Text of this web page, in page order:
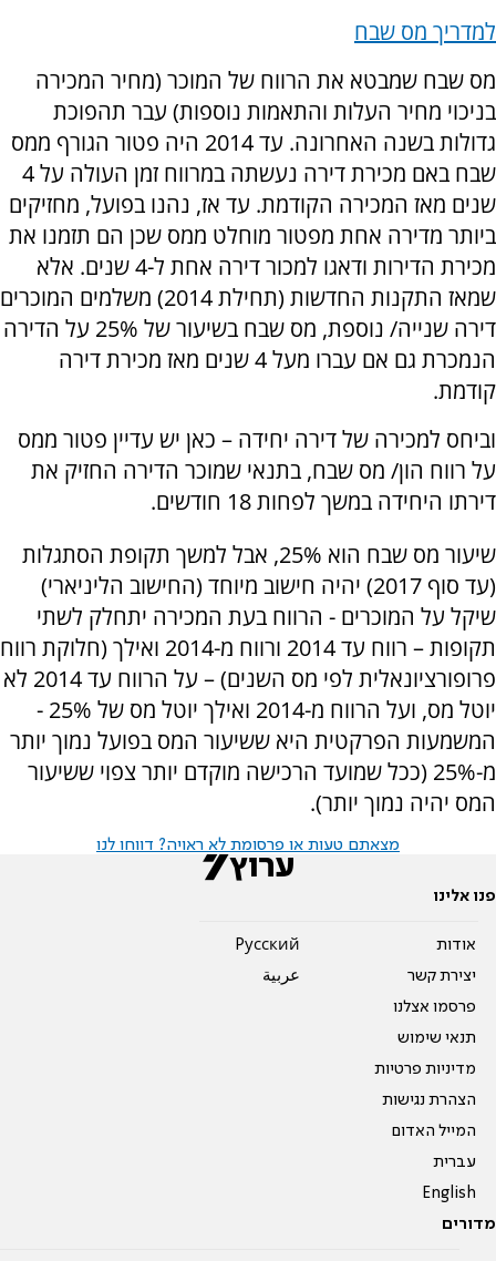
למדריך מס שבח
מס שבח שמבטא את הרווח של המוכר (מחיר המכירה
בניכוי מחיר העלות והתאמות נוספות) עבר תהפוכת
גדולות בשנה האחרונה. עד 2014 היה פטור הגורף ממס
שבח באם מכירת דירה נעשתה במרווח זמן העולה על 4
שנים מאז המכירה הקודמת. עד אז, נהנו בפועל, מחזיקים
ביותר מדירה אחת מפטור מוחלט ממס שכן הם תזמנו את
מכירת הדירות ודאגו למכור דירה אחת ל-4 שנים. אלא
שמאז התקנות החדשות (תחילת 2014) משלמים המוכרים
דירה שנייה/ נוספת, מס שבח בשיעור של 25% על הדירה
הנמכרת גם אם עברו מעל 4 שנים מאז מכירת דירה
קודמת.
וביחס למכירה של דירה יחידה – כאן יש עדיין פטור ממס
על רווח הון/ מס שבח, בתנאי שמוכר הדירה החזיק את
דירתו היחידה במשך לפחות 18 חודשים.
שיעור מס שבח הוא 25%, אבל למשך תקופת הסתגלות
(עד סוף 2017) יהיה חישוב מיוחד (החישוב הליניארי)
שיקל על המוכרים - הרווח בעת המכירה יתחלק לשתי
תקופות – רווח עד 2014 ורווח מ-2014 ואילך (חלוקת רווח
פרופורציונאלית לפי מס השנים) – על הרווח עד 2014 לא
יוטל מס, ועל הרווח מ-2014 ואילך יוטל מס של 25% -
המשמעות הפרקטית היא ששיעור המס בפועל נמוך יותר
מ-25% (ככל שמועד הרכישה מוקדם יותר צפוי ששיעור
המס יהיה נמוך יותר).
מצאתם טעות או פרסומת לא ראויה? דווחו לנו
פנו אלינו
אודות
יצירת קשר
פרסמו אצלנו
תנאי שימוש
מדיניות פרטיות
הצהרת נגישות
המייל האדום
עברית
English
Pусский
عربية
מדורים